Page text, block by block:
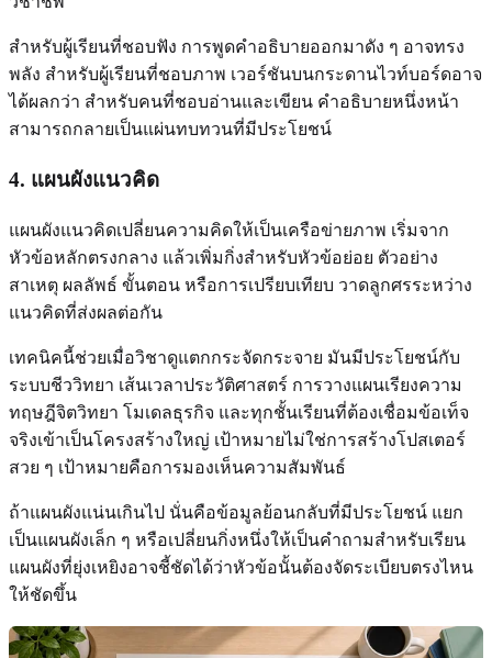
สำหรับผู้เรียนที่ชอบฟัง การพูดคำอธิบายออกมาดัง ๆ อาจทรง
พลัง สำหรับผู้เรียนที่ชอบภาพ เวอร์ชันบนกระดานไวท์บอร์ดอาจ
ได้ผลกว่า สำหรับคนที่ชอบอ่านและเขียน คำอธิบายหนึ่งหน้า
สามารถกลายเป็นแผ่นทบทวนที่มีประโยชน์
4. แผนผังแนวคิด
แผนผังแนวคิดเปลี่ยนความคิดให้เป็นเครือข่ายภาพ เริ่มจาก
หัวข้อหลักตรงกลาง แล้วเพิ่มกิ่งสำหรับหัวข้อย่อย ตัวอย่าง
สาเหตุ ผลลัพธ์ ขั้นตอน หรือการเปรียบเทียบ วาดลูกศรระหว่าง
แนวคิดที่ส่งผลต่อกัน
เทคนิคนี้ช่วยเมื่อวิชาดูแตกกระจัดกระจาย มันมีประโยชน์กับ
ระบบชีววิทยา เส้นเวลาประวัติศาสตร์ การวางแผนเรียงความ
ทฤษฎีจิตวิทยา โมเดลธุรกิจ และทุกชั้นเรียนที่ต้องเชื่อมข้อเท็จ
จริงเข้าเป็นโครงสร้างใหญ่ เป้าหมายไม่ใช่การสร้างโปสเตอร์
สวย ๆ เป้าหมายคือการมองเห็นความสัมพันธ์
ถ้าแผนผังแน่นเกินไป นั่นคือข้อมูลย้อนกลับที่มีประโยชน์ แยก
เป็นแผนผังเล็ก ๆ หรือเปลี่ยนกิ่งหนึ่งให้เป็นคำถามสำหรับเรียน
แผนผังที่ยุ่งเหยิงอาจชี้ชัดได้ว่าหัวข้อนั้นต้องจัดระเบียบตรงไหน
ให้ชัดขึ้น